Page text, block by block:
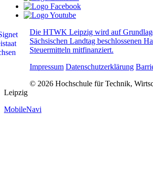
Die HTWK Leipzig wird auf
Sächsischen Landtag beschlossenen
Steuermitteln mitfinanziert.
Impressum Datenschutzerklärung
© 2026 Hochschule für Technik,
Leipzig
MobileNavi